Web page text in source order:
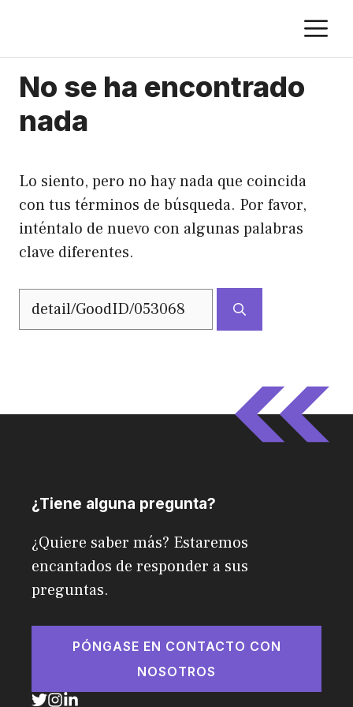
contenido
No se ha encontrado
nada
Lo siento, pero no hay nada que coincida
con tus términos de búsqueda. Por favor,
inténtalo de nuevo con algunas palabras
clave diferentes.
Buscar:
¿Tiene alguna pregunta?
¿Quiere saber más? Estaremos
encantados de responder a sus
preguntas.
PÓNGASE EN CONTACTO CON
NOSOTROS